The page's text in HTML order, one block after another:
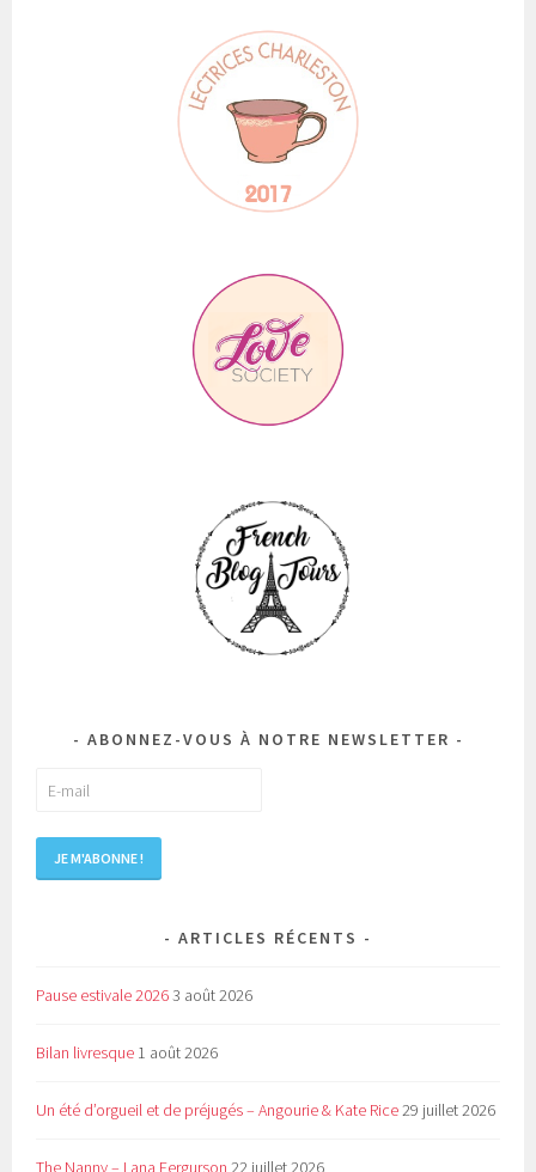
ABONNEZ-VOUS À NOTRE NEWSLETTER
ARTICLES RÉCENTS
Pause estivale 20263 août 2026
Bilan livresque 1 août 2026
Un été d’orgueil et de préjugés – Angourie & Kate Rice29 juillet 2026
The Nanny – Lana Fergurson 22 juillet 2026